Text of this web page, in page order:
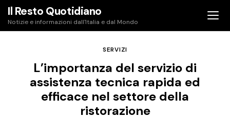
Skip
content
Il Resto Quotidiano
Notizie e informazioni dall'Italia e dal Mondo
SERVIZI
L’importanza del servizio di
assistenza tecnica rapida ed
efficace nel settore della
ristorazione